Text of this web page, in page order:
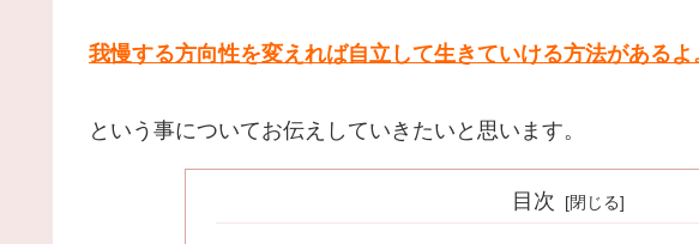
我慢する方向性を変えれば自立して生きていける方法があるよ
という事についてお伝えしていきたいと思います。
目次